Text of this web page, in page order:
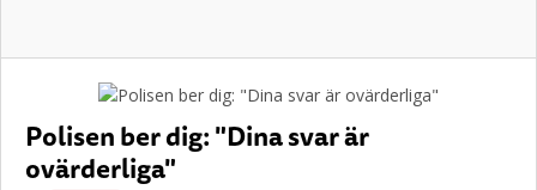
Polisen ber dig: "Dina svar är
ovärderliga"